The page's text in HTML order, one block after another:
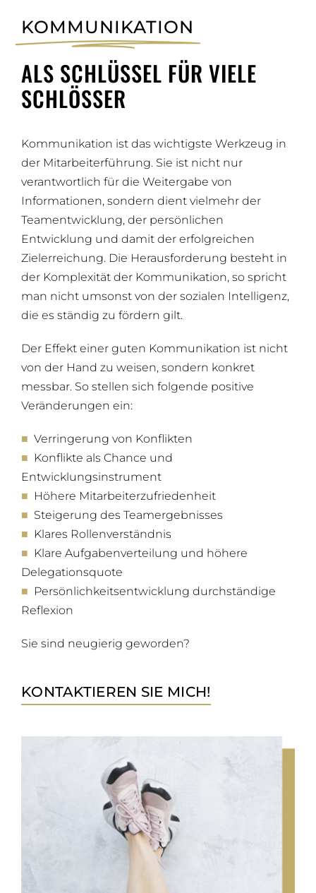
KOMMUNIKATION
ALS SCHLÜSSEL FÜR VIELE
SCHLÖSSER
Kommunikation ist das wichtigste Werkzeug in
der Mitarbeiterführung. Sie ist nicht nur
verantwortlich für die Weitergabe von
Informationen, sondern dient vielmehr der
Teamentwicklung, der persönlichen
Entwicklung und damit der erfolgreichen
Zielerreichung. Die Herausforderung besteht in
der Komplexität der Kommunikation, so spricht
man nicht umsonst von der sozialen Intelligenz,
die es ständig zu fördern gilt.
Der Effekt einer guten Kommunikation ist nicht
von der Hand zu weisen, sondern konkret
messbar. So stellen sich folgende positive
Veränderungen ein:
■ Verringerung von Konflikten
■ Konflikte als Chance und
Entwicklungsinstrument
■ Höhere Mitarbeiterzufriedenheit
■ Steigerung des Teamergebnisses
■ Klares Rollenverständnis
■ Klare Aufgabenverteilung und höhere
Delegationsquote
■ Persönlichkeitsentwicklung durchständige
Reflexion
Sie sind neugierig geworden?
KONTAKTIEREN SIE MICH!